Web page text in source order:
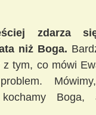
zdarza
niż Boga.
tym, co mówi